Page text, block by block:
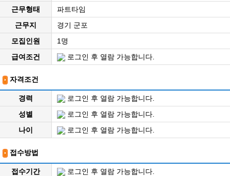
근무형태
파트타임
근무지
경기 군포
모집인원
1명
급여조건
로그인 후 열람 가능합니다.
자격조건
경력
로그인 후 열람 가능합니다.
성별
로그인 후 열람 가능합니다.
나이
로그인 후 열람 가능합니다.
접수방법
접수기간 로그인 후 열람 가능합니다.